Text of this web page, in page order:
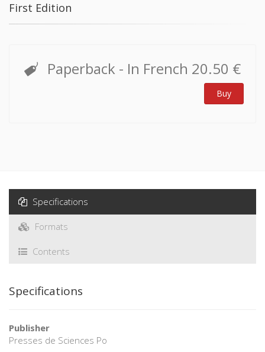
First Edition
Paperback - In French 20.50 €
Buy
Specifications
Formats
Contents
Specifications
Publisher
Presses de Sciences Po